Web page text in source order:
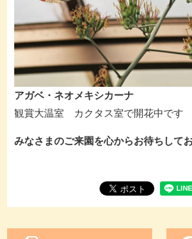
アガベ・ネオメキシカーナ
観賞大温室 カクタス室で開花中です
みなさまのご来園を心からお待ちして